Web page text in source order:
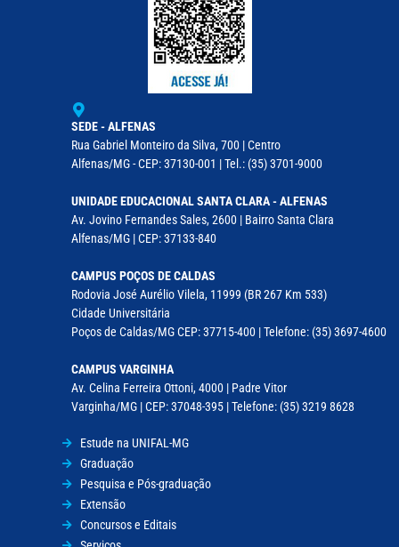
SEDE - ALFENAS
Rua Gabriel Monteiro da Silva, 700 | Centro
Alfenas/MG - CEP: 37130-001 | Tel.: (35) 3701-9000
UNIDADE EDUCACIONAL SANTA CLARA - ALFENAS
Av. Jovino Fernandes Sales, 2600 | Bairro Santa Clara
Alfenas/MG | CEP: 37133-840
CAMPUS POÇOS DE CALDAS
Rodovia José Aurélio Vilela, 11999 (BR 267 Km 533)
Cidade Universitária
Poços de Caldas/MG CEP: 37715-400 | Telefone: (35) 3697-4600
CAMPUS VARGINHA
Av. Celina Ferreira Ottoni, 4000 | Padre Vitor
Varginha/MG | CEP: 37048-395 | Telefone: (35) 3219 8628
Estude na UNIFAL-MG
Graduação
Pesquisa e Pós-graduação
Extensão
Concursos e Editais